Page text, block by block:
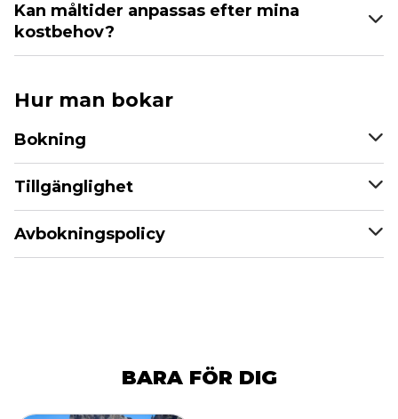
Kan måltider anpassas efter mina
kostbehov?
Hur man bokar
Bokning
Tillgänglighet
Avbokningspolicy
BARA FÖR DIG